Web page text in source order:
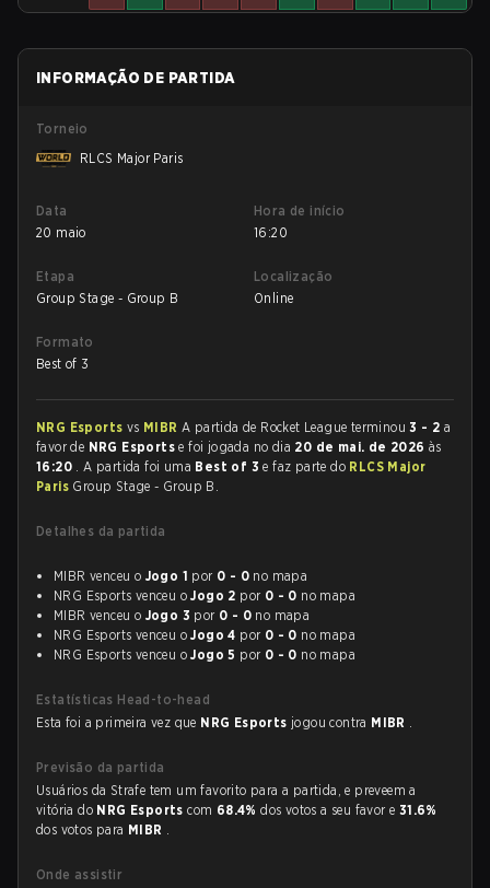
INFORMAÇÃO DE PARTIDA
Torneio
RLCS Major Paris
Data
20 maio
Hora de início
16:20
Etapa
Group Stage - Group B
Localização
Online
Formato
Best of 3
NRG Esports vs MIBRA partida de Rocket League terminou3 - 2 a
favor de NRG Esportse foi jogada no dia 20 de mai. de 2026às
16:20 . A partida foi uma Best of 3e faz parte do RLCS Major
Paris Group Stage - Group B.
Detalhes da partida
MIBR venceu o Jogo 1 por 0 - 0 no mapa
NRG Esports venceu oJogo 2 por 0 - 0 no mapa
MIBR venceu o Jogo 3 por 0 - 0 no mapa
NRG Esports venceu oJogo 4 por 0 - 0 no mapa
NRG Esports venceu oJogo 5 por 0 - 0 no mapa
Estatísticas Head-to-head
Esta foi a primeira vez que NRG Esports jogou contra MIBR .
Previsão da partida
Usuários da Strafe tem um favorito para a partida, e preveem a
vitória do NRG Esportscom 68.4%dos votos a seu favor e 31.6%
dos votos para MIBR .
Onde assistir